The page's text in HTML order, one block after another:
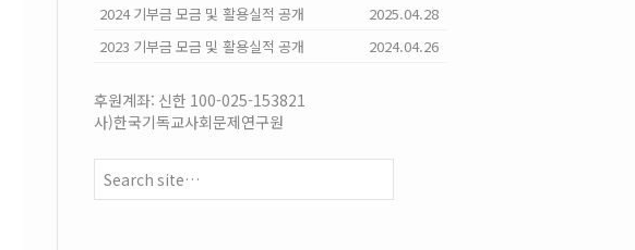
2024 기부금 모금 및 활용실적 공개
2025.04.28
2023 기부금 모금 및 활용실적 공개
2024.04.26
후원계좌: 신한 100-025-153821
사)한국기독교사회문제연구원